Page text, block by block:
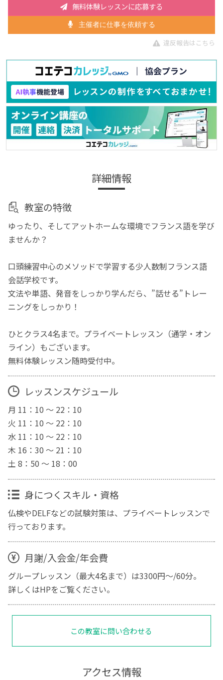
無料体験レッスンに応募する
主催者に仕事を依頼する
違反報告はこちら
詳細情報
教室の特徴
ゆったり、そしてアットホームな環境でフランス語を学び
ませんか？
口頭練習中心のメソッドで学習する少人数制フランス語
会話学校です。
文法や単語、発音をしっかり学んだら、”話せる”トレー
ニングをしっかり！
ひとクラス4名まで。プライベートレッスン（通学・オン
ライン）もございます。
無料体験レッスン随時受付中。
レッスンスケジュール
月 11：10 ～ 22：10
火 11：10 ～ 22：10
水 11：10 ～ 22：10
木 16：30 ～ 21：10
土 8：50 ～ 18：00
身につくスキル・資格
仏検やDELFなどの試験対策は、プライベートレッスンで
行っております。
月謝/入会金/年会費
グループレッスン（最大4名まで）は3300円～/60分。
詳しくはHPをご覧ください。
この教室に問い合わせる
アクセス情報